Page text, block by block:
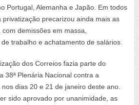
Portugal, Alemanha e Japão. Em todos
precarizou ainda mais as
demissões em massa,
trabalho e achatamento de salários.
dos Correios fazia parte do
38ª Plenária Nacional contra a
dias 20 e 21 de janeiro deste ano.
sido aprovado por unanimidade, as